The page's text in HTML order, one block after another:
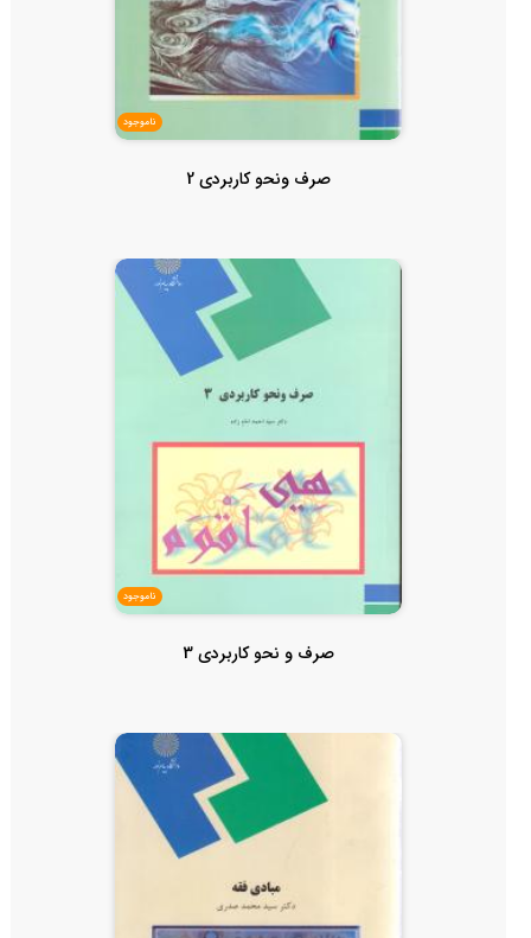
ناموجود
صرف ونحو کاربردی 2
ناموجود
صرف و نحو کاربردی 3